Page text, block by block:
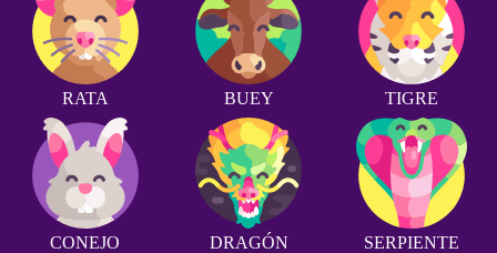
RATA BUEY TIGRE
CONEJO DRAGÓN SERPIENTE